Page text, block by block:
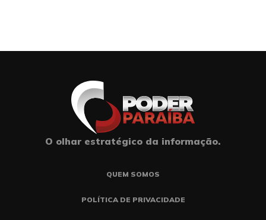
O olhar estratégico da informação.
QUEM SOMOS
POLÍTICA DE PRIVACIDADE